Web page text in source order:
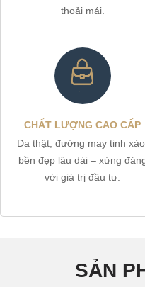
thoải mái.
CHẤT LƯỢNG CAO CẤP
Da thật, đường may tinh xảo,
bền đẹp lâu dài – xứng
với giá trị đầu tư.
SẢN